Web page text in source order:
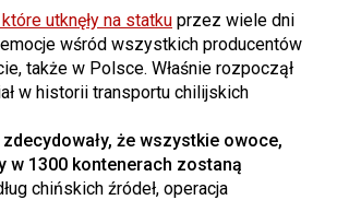
utknęły na statku przez wiele dni
wśród wszystkich producentów
także w Polsce. Właśnie rozpoczął
w historii transportu chilijskich
zdecydowały, że wszystkie owoce,
w 1300 kontenerach zostaną
chińskich źródeł, operacja